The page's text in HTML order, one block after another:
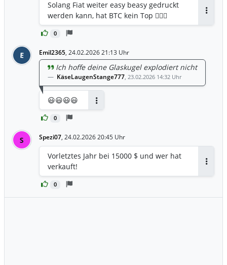
0
Solang Fiat weiter easy beasy gedruckt
werden kann, hat BTC kein Top 🤷🏽‍♂️
E Emil2365, 24.02.2026 21:13 Uhr
0
Ich hoffe deine Glaskugel explodiert nicht
KäseLaugenStange777, 23.02.2026 14:32 Uhr
😃😃😃😃
S Spezi07, 24.02.2026 20:45 Uhr
0
Vorletztes Jahr bei 15000 $ und wer hat
verkauft!